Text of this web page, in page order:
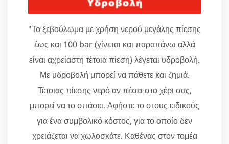
"Το ξεβούλωμα με χρήση νερού μεγάλης πίεσης
έως και 100 bar (γίνεται και παραπάνω αλλά
είναι αχρείαστη τέτοια πίεση) λέγεται υδροβολή.
Με υδροβολή μπορεί να πάθετε και ζημιά.
Τέτοιας πίεσης νερό αν πέσει στο χέρι σας,
μπορεί να το σπάσει. Αφήστε το στους ειδικούς
για ένα συμβολικό κόστος, για το οποίο δεν
χρειάζεται να χωλοσκάτε. Καθένας στον τομέα